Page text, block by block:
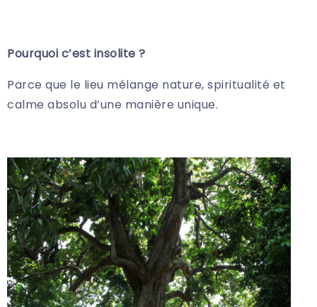
Pourquoi c’est insolite ?
Parce que le lieu mélange nature, spiritualité et
calme absolu d’une manière unique.